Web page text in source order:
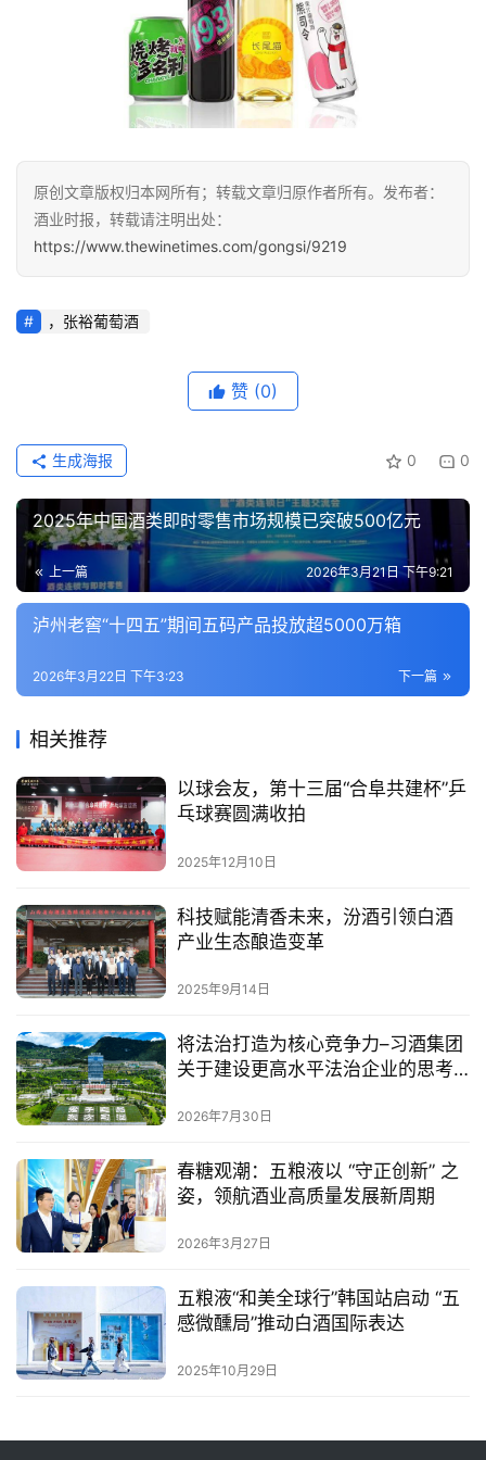
人
物
观
动
视
频
原创文章版权归本网所有；转载文章归原作者所有。发布者：
酒业时报，转载请注明出处：
https://www.thewinetimes.com/gongsi/9219
，张裕葡萄酒
赞 (0)
0 0
生成海报
2025年中国酒类即时零售市场规模已突破500亿元
上一篇 2026年3月21日 下午9:21
泸州老窖“十四五”期间五码产品投放超5000万箱
下一篇
2026年3月22日 下午3:23
相关推荐
以球会友，第十三届“合阜共建杯”乒
乓球赛圆满收拍
2025年12月10日
科技赋能清香未来，汾酒引领白酒
产业生态酿造变革
2025年9月14日
将法治打造为核心竞争力–习酒集团
关于建设更高水平法治企业的思考
2026年7月30日
春糖观潮：五粮液以 “守正创新” 之
姿，领航酒业高质量发展新周期
2026年3月27日
五粮液“和美全球行”韩国站启动 “五
感微醺局”推动白酒国际表达
2025年10月29日